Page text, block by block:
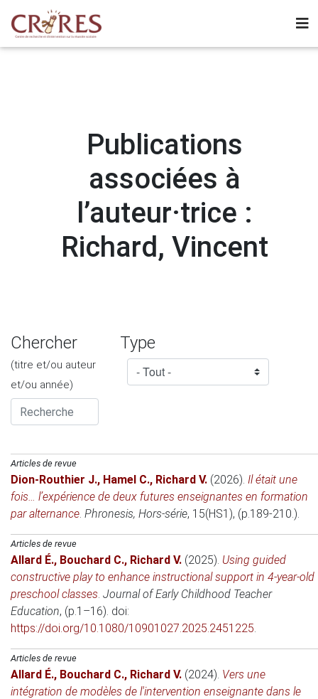
Publications
associées à
l’auteur·trice :
Richard, Vincent
Chercher
(titre et/ou auteur
et/ou année)
Type
Articles de revue
Dion-Routhier J., Hamel C., Richard V. (2026). Il était une
fois… l’expérience de deux futures enseignantes en formation
par alternance. Phronesis, Hors-série, 15(HS1), (p.189-210.).
Articles de revue
Allard É., Bouchard C., Richard V. (2025). Using guided
constructive play to enhance instructional support in 4-year-old
preschool classes. Journal of Early Childhood Teacher
Education, (p.1–16). doi:
https://doi.org/10.1080/10901027.2025.2451225.
Articles de revue
Allard É., Bouchard C., Richard V. (2024). Vers une
intégration de modèles de l'intervention enseignante dans le